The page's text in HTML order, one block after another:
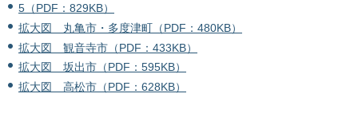
5（PDF：829KB）
拡大図 丸亀市・多度津町（PDF：480KB）
拡大図 観音寺市（PDF：433KB）
拡大図 坂出市（PDF：595KB）
拡大図 高松市（PDF：628KB）